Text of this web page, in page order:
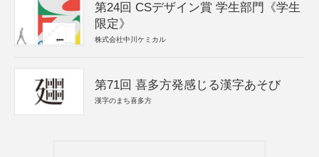
第24回 CSデザイン賞 学生部門《学生
限定》
株式会社中川ケミカル
第71回 喜多方発感じる漢字あそび
漢字のまち喜多方